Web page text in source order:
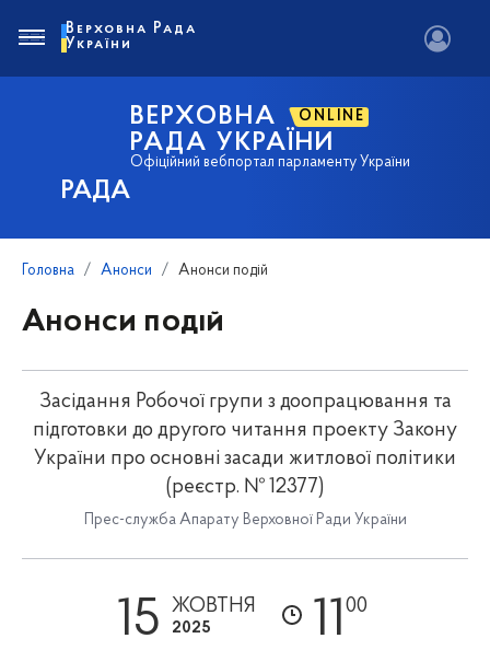
РАДА
ВЕРХОВНА ONLINE
РАДА УКРАЇНИ
Офіційний вебпортал парламенту України
Верховна Рада
України
Головна Анонси Анонси подій
Анонси подій
Засідання Робочої групи з доопрацювання та
підготовки до другого читання проекту Закону
України про основні засади житлової політики
(реєстр. № 12377)
Прес-служба Апарату Верховної Ради України
15 ЖОВТНЯ
2025 11 00